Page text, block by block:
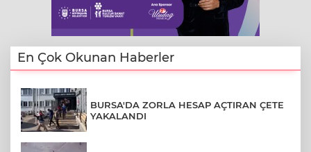
En Çok Okunan Haberler
BURSA'DA ZORLA HESAP AÇTIRAN ÇETE
YAKALANDI